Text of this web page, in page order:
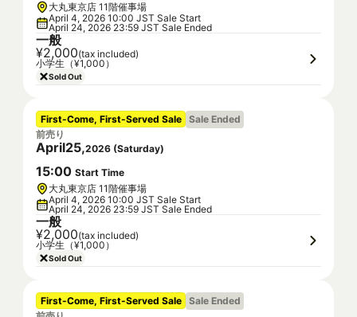
大丸東京店 11階催事場
April 4, 2026 10:00 JST Sale Start
April 24, 2026 23:59 JST Sale Ended
一般
¥2,000(tax included)
小学生（¥1,000）
Sold Out
First-Come, First-Served Sale Sale Ended
前売り
April25,2026 (Saturday)
15:00 Start Time
大丸東京店 11階催事場
April 4, 2026 10:00 JST Sale Start
April 24, 2026 23:59 JST Sale Ended
一般
¥2,000(tax included)
小学生（¥1,000）
Sold Out
First-Come, First-Served Sale Sale Ended